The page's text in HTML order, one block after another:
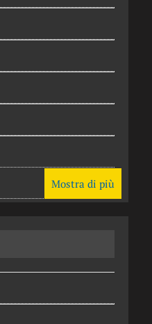
Mostra di più